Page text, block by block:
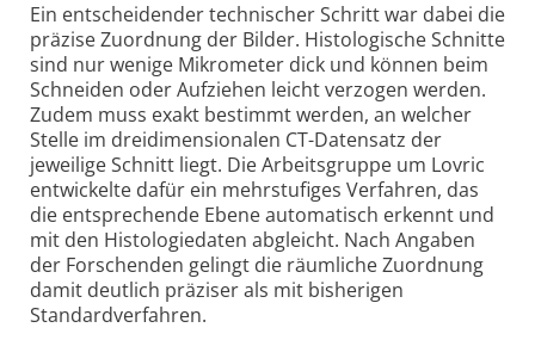
Ein entscheidender technischer Schritt war dabei die
präzise Zuordnung der Bilder. Histologische Schnitte
sind nur wenige Mikrometer dick und können beim
Schneiden oder Aufziehen leicht verzogen werden.
Zudem muss exakt bestimmt werden, an welcher
Stelle im dreidimensionalen CT-Daten­satz der
jeweilige Schnitt liegt. Die Arbeitsgruppe um Lovric
entwickelte dafür ein mehrstufiges Verfahren, das
die entsprechende Ebene automatisch erkennt und
mit den Histologiedaten abgleicht. Nach Angaben
der Forschenden gelingt die räumliche Zuordnung
damit deutlich präziser als mit bisherigen
Standardverfahren.